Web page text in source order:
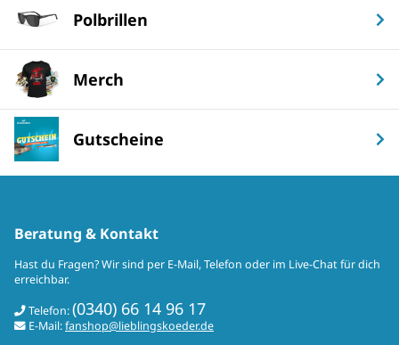
Polbrillen
Merch
Gutscheine
Beratung & Kontakt
Hast du Fragen? Wir sind per E-Mail, Telefon oder im Live-Chat für dich
erreichbar.
Telefon:(0340) 66 14 96 17
E-Mail:fanshop@lieblingskoeder.de